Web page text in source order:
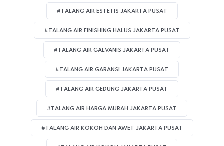
#TALANG AIR ESTETIS JAKARTA PUSAT
#TALANG AIR FINISHING HALUS JAKARTA PUSAT
#TALANG AIR GALVANIS JAKARTA PUSAT
#TALANG AIR GARANSI JAKARTA PUSAT
#TALANG AIR GEDUNG JAKARTA PUSAT
#TALANG AIR HARGA MURAH JAKARTA PUSAT
#TALANG AIR KOKOH DAN AWET JAKARTA PUSAT